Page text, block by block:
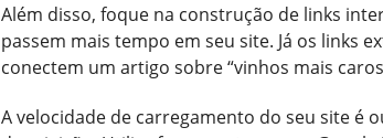
Além disso, foque na construção de links
passem mais tempo em seu site. Já os links
conectem um artigo sobre “vinhos mais
A velocidade de carregamento do seu site é